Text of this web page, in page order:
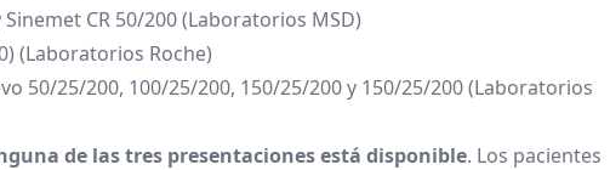
CR 50/200 (Laboratorios MSD)
(Laboratorios Roche)
50/25/200, 100/25/200, 150/25/200 y 150/25/200 (Laboratorios
de las tres presentaciones está disponible. Los pacientes